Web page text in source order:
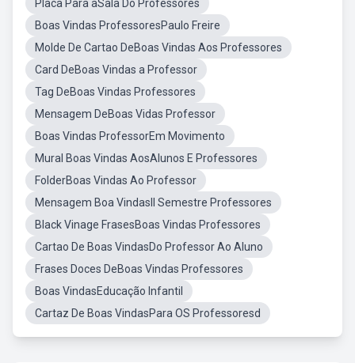
Placa Para aSala Do Professores
Boas Vindas ProfessoresPaulo Freire
Molde De Cartao DeBoas Vindas Aos Professores
Card DeBoas Vindas a Professor
Tag DeBoas Vindas Professores
Mensagem DeBoas Vidas Professor
Boas Vindas ProfessorEm Movimento
Mural Boas Vindas AosAlunos E Professores
FolderBoas Vindas Ao Professor
Mensagem Boa VindasII Semestre Professores
Black Vinage FrasesBoas Vindas Professores
Cartao De Boas VindasDo Professor Ao Aluno
Frases Doces DeBoas Vindas Professores
Boas VindasEducação Infantil
Cartaz De Boas VindasPara OS Professoresd